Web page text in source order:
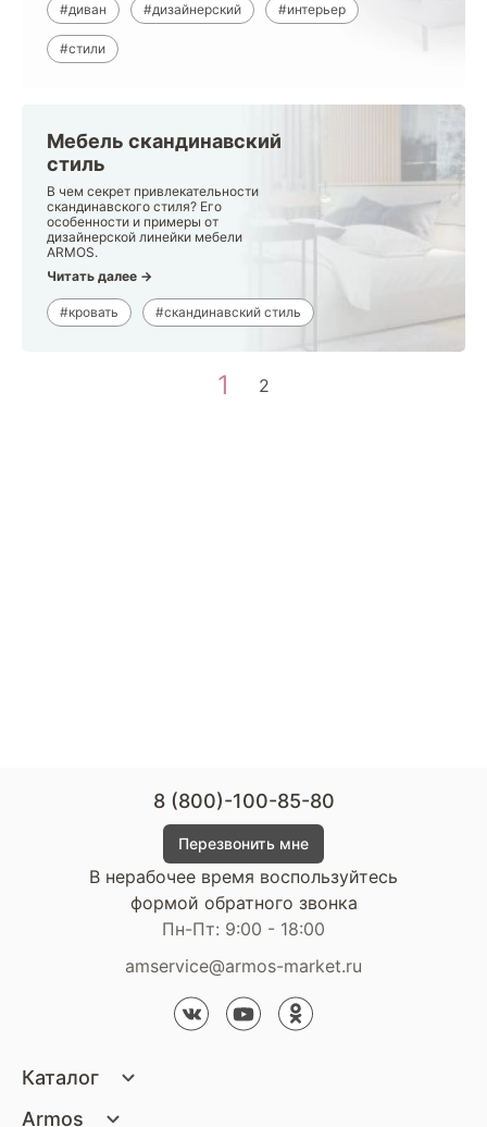
#диван #дизайнерский #интерьер
#стили
Мебель скандинавский
стиль
В чем секрет привлекательности
скандинавского стиля? Его
особенности и примеры от
дизайнерской линейки мебели
ARMOS.
Читать далее →
#кровать #скандинавский стиль
1 2
Каталог
Armos
8 (800)-100-85-80
Перезвонить мне
В нерабочее время воспользуйтесь
формой обратного звонка
Пн-Пт: 9:00 - 18:00
amservice@armos-market.ru